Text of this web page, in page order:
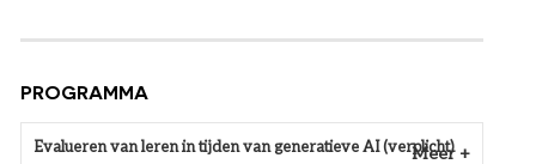
PROGRAMMA
Evalueren van leren in tijden van generatieve AI (verplicht)
Meer